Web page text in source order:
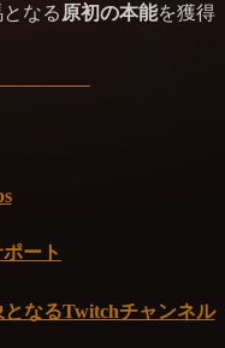
なる 原初の本能を獲得
ート
となるTwitchチャンネル